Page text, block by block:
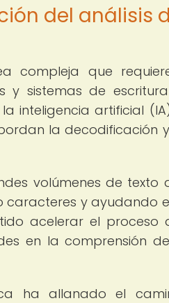
del análisis
compleja que
sistemas de
inteligencia artificial
la decodificación
volúmenes de texto
caracteres y ayudando
acelerar el proceso
en la comprensión
ha allanado el